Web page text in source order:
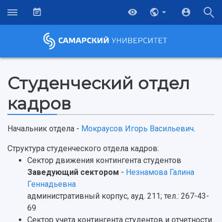
НАЗАД
Об университете
Новости
Образование
Научно-исследовательская деятельность
Студенческий отдел
кадров
Начальник отдела - Мокраусов Игорь Васильевич.
Структура студенческого отдела кадров:
Сектор движения контингента студентов
Заведующий сектором - Незнамова Галина
Геннадьевна
административный корпус, ауд. 211; тел.: 267-43-
69
Сектор учета контингента студентов и отчетности